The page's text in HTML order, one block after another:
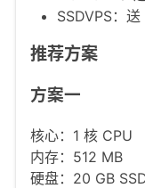
SSDVPS：
推荐方案
方案一
核心：1 核 CPU
内存：512 MB
硬盘：20 GB